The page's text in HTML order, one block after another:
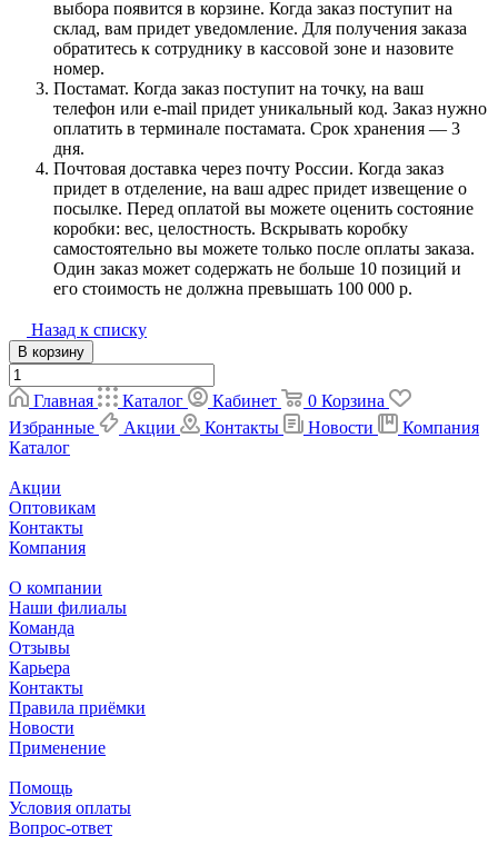
выбора появится в корзине. Когда заказ поступит на
склад, вам придет уведомление. Для получения заказа
обратитесь к сотруднику в кассовой зоне и назовите
номер.
Постамат. Когда заказ поступит на точку, на ваш
телефон или e-mail придет уникальный код. Заказ нужно
оплатить в терминале постамата. Срок хранения — 3
дня.
Почтовая доставка через почту России. Когда заказ
придет в отделение, на ваш адрес придет извещение о
посылке. Перед оплатой вы можете оценить состояние
коробки: вес, целостность. Вскрывать коробку
самостоятельно вы можете только после оплаты заказа.
Один заказ может содержать не больше 10 позиций и
его стоимость не должна превышать 100 000 р.
Назад к списку
В корзину
Главная Каталог Кабинет 0 Корзина
Избранные
Акции Контакты Новости
Компания
Каталог
Акции
Оптовикам
Контакты
Компания
О компании
Наши филиалы
Команда
Отзывы
Карьера
Контакты
Правила приёмки
Новости
Применение
Помощь
Условия оплаты
Вопрос-ответ